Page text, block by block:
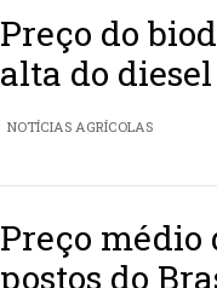
Preço do
alta do
NOTÍCIAS AGRÍCOLAS
Preço médio
postos do